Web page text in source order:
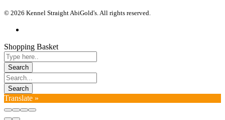
© 2026 Kennel Straight AbiGold's. All rights reserved.
Shopping Basket
Translate »